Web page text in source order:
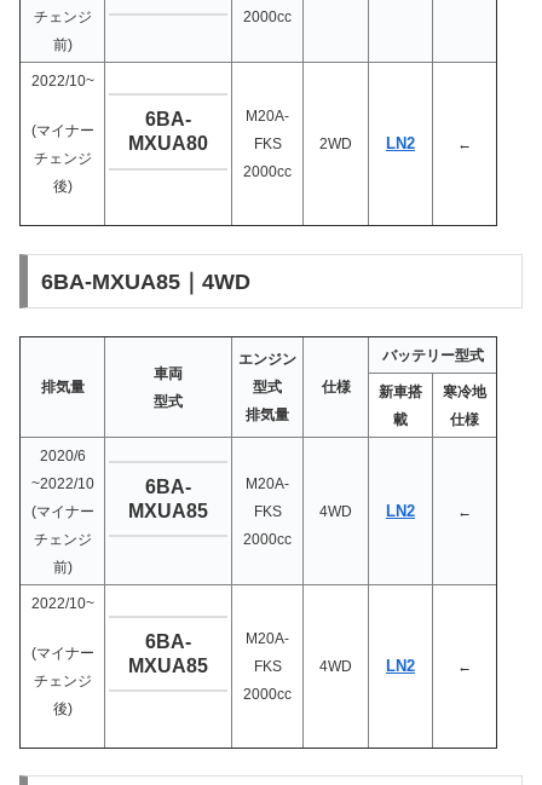
チェンジ
前)
2000cc
2022/10~
(マイナー
チェンジ
後)
6BA-
MXUA80
M20A-
FKS
2000cc
2WD LN2 ←
6BA-MXUA85｜4WD
排気量
車両
型式
エンジン
型式
排気量
仕様
バッテリー型式
新車搭
載
寒冷地
仕様
2020/6
~2022/10
(マイナー
チェンジ
前)
6BA-
MXUA85
M20A-
FKS
2000cc
4WD LN2 ←
2022/10~
(マイナー
チェンジ
後)
6BA-
MXUA85
M20A-
FKS
2000cc
4WD LN2 ←